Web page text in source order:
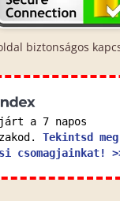
biztonságos
a 7 napos
Tekintsd meg
csomagjainkat!